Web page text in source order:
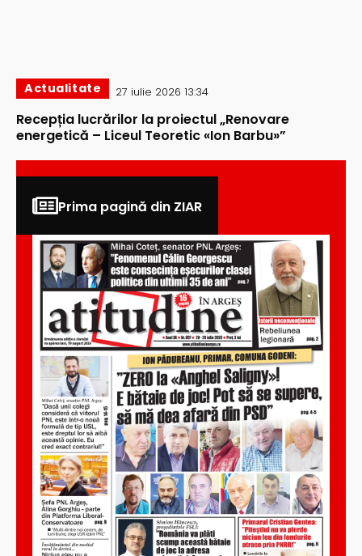
Actualitate 27 iulie 2026 13:34
Recepția lucrărilor la proiectul „Renovare
energetică – Liceul Teoretic «Ion Barbu»”
Prima pagină din ZIAR